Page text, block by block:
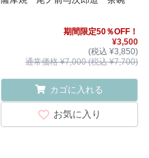
期間限定50％OFF！
¥3,500
(税込 ¥3,850)
通常価格 ¥7,000 (税込 ¥7,700)
カゴに入れる
お気に入り